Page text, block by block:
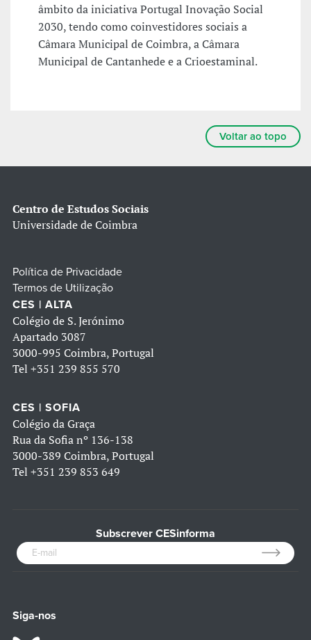
âmbito da iniciativa Portugal Inovação Social
2030, tendo como coinvestidores sociais a
Câmara Municipal de Coimbra, a Câmara
Municipal de Cantanhede e a Crioestaminal.
Voltar ao topo
Centro de Estudos Sociais
Universidade de Coimbra
Política de Privacidade
Termos de Utilização
CES | ALTA
Colégio de S. Jerónimo
Apartado 3087
3000-995 Coimbra, Portugal
Tel +351 239 855 570
CES | SOFIA
Colégio da Graça
Rua da Sofia nº 136-138
3000-389 Coimbra, Portugal
Tel +351 239 853 649
Subscrever CESinforma
Siga-nos